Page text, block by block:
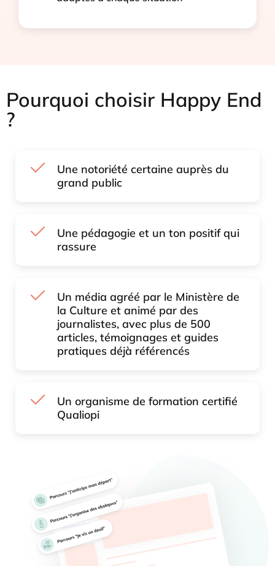
Pourquoi choisir Happy End
?
Une notoriété certaine auprès du
grand public
Une pédagogie et un ton positif qui
rassure
Un média agréé par le Ministère de
la Culture et animé par des
journalistes, avec plus de 500
articles, témoignages et guides
pratiques déjà référencés
Un organisme de formation certifié
Qualiopi